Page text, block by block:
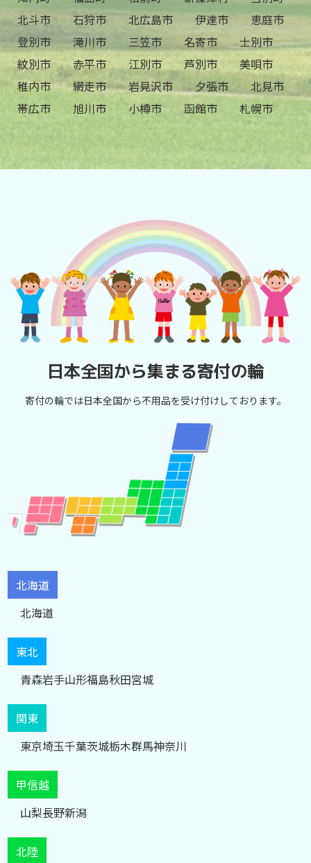
北斗市
石狩市 北広島市 伊達市
恵庭市
登別市
滝川市 三笠市 名寄市
士別市
紋別市
赤平市 江別市 芦別市
美唄市
稚内市
網走市 岩見沢市 夕張市
北見市
帯広市
旭川市 小樽市 函館市 札幌市
日本全国から集まる寄付の輪
寄付の輪では日本全国から不用品を受け付けしております。
北海道
北海道
東北
青森岩手山形福島秋田宮城
関東
東京埼玉千葉茨城栃木群馬神奈川
甲信越
山梨長野新潟
北陸